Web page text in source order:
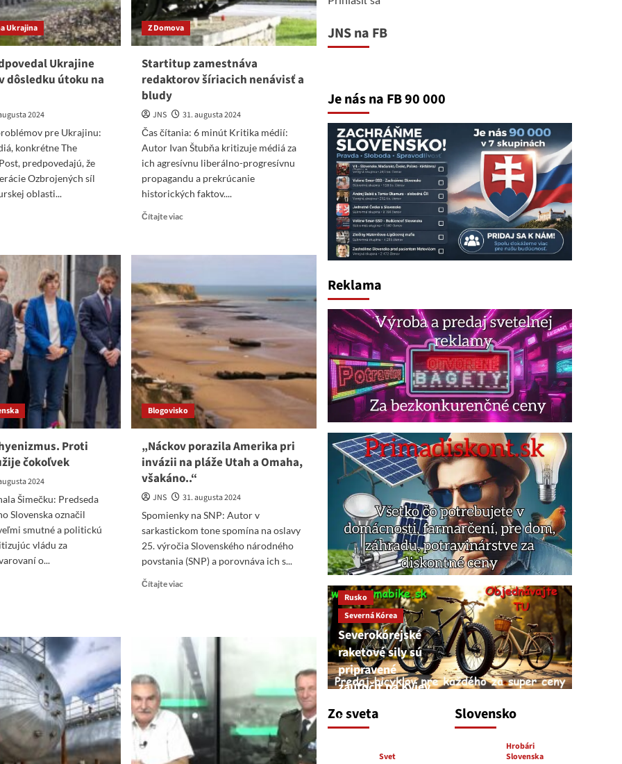
Ukrajina
Ukrajine
dôsledku útoku na
2024
pre Ukrajinu:
konkrétne The
predpovedajú, že
Ozbrojených síl
oblasti...
Z Domova
Startitup zamestnáva
redaktorov šíriacich nenávisť a
bludy
JNS
31. augusta 2024
Čas čítania: 6 minút Kritika médií:
Autor Ivan Štubňa kritizuje médiá za
ich agresívnu liberálno-progresívnu
propagandu a prekrúcanie
historických faktov....
Čítajte viacRead
Startitup
redaktorov
šíriacich
nenávisť
a
bludy
Proti
čokoľvek
2024
Šimečku: Predseda
Slovenska označil
smutné a politickú
vládu za
o...
Blogovisko
„Náckov porazila Amerika pri
invázii na pláže Utah a Omaha,
všakáno..“
JNS
31. augusta 2024
Spomienky na SNP: Autor v
sarkastickom tone spomína na oslavy
25. výročia Slovenského národného
povstania (SNP) a porovnáva ich s...
Čítajte viacRead
porazila
Amerika
pri
invázii
na
pláže
Utah
a
Omaha,
všakáno..“
JNS na FB
Je nás na FB 90 000
Reklama
Zo sveta
Rusko
Severná Kórea
Severokórejské
raketové sily sú
pripravené
zaútočiť na Kyjev
7. augusta 2026
Svet
Slovensko
Hrobári
Slovenska